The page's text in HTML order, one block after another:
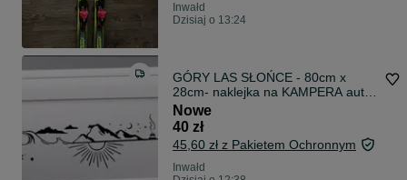
Inwałd
Dzisiaj o 13:24
GÓRY LAS SŁOŃCE - 80cm x
28cm- naklejka na KAMPERA auto
ścianę
Nowe
40 zł
45,60 zł z Pakietem Ochronnym
Inwałd